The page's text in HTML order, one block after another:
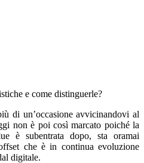
e come distinguerle?
di un’occasione avvicinandovi al
non è poi così marcato poiché la
è subentrata dopo, sta oramai
che è in continua evoluzione
digitale.